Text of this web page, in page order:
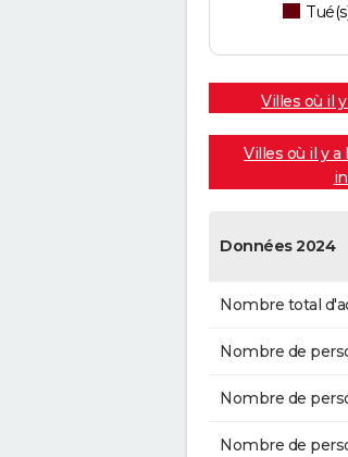
Villes où il
Villes où il y
Données 2024
Nombre total
Nombre de
Nombre de
Nombre de